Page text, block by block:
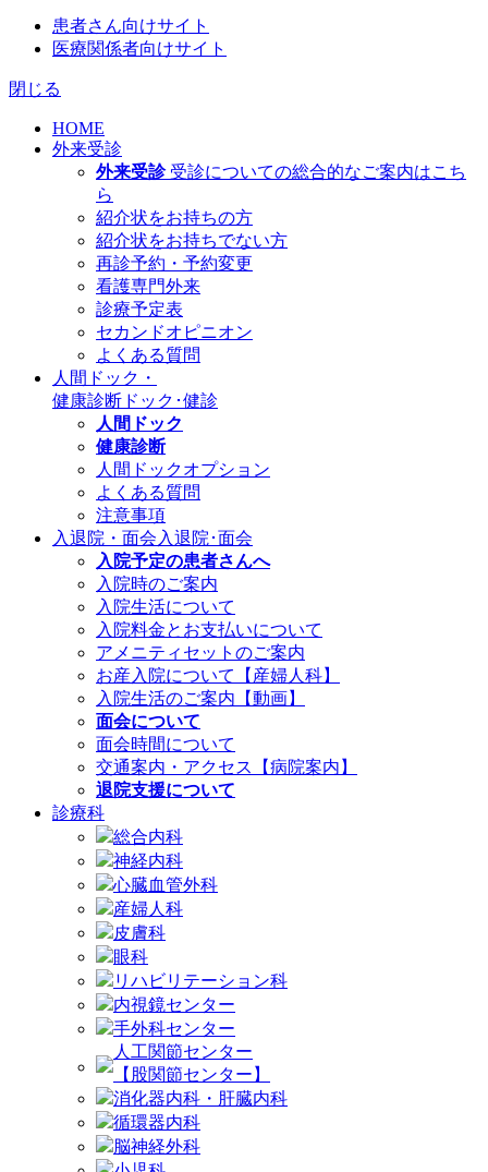
患者さん向けサイト
医療関係者向けサイト
閉じる
HOME
外来受診
外来受診 受診についての総合的なご案内はこち
ら
紹介状をお持ちの方
紹介状をお持ちでない方
再診予約・予約変更
看護専門外来
診療予定表
セカンドオピニオン
よくある質問
人間ドック・
健康診断 ドック･健診
人間ドック
健康診断
人間ドックオプション
よくある質問
注意事項
入退院・面会 入退院･面会
入院予定の患者さんへ
入院時のご案内
入院生活について
入院料金とお支払いについて
アメニティセットのご案内
お産入院について【産婦人科】
入院生活のご案内【動画】
面会について
面会時間について
交通案内・アクセス【病院案内】
退院支援について
診療科
総合内科
神経内科
心臓血管外科
産婦人科
皮膚科
眼科
リハビリテーション科
内視鏡センター
手外科センター
人工関節センター
【股関節センター】
消化器内科・肝臓内科
循環器内科
脳神経外科